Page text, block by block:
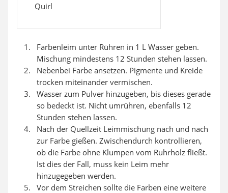
Quirl
Farbenleim unter Rühren in 1 L Wasser geben.
Mischung mindestens 12 Stunden stehen lassen.
Nebenbei Farbe ansetzen. Pigmente und Kreide
trocken miteinander vermischen.
Wasser zum Pulver hinzugeben, bis dieses gerade
so bedeckt ist. Nicht umrühren, ebenfalls 12
Stunden stehen lassen.
Nach der Quellzeit Leimmischung nach und nach
zur Farbe gießen. Zwischendurch kontrollieren,
ob die Farbe ohne Klumpen vom Ruhrholz fließt.
Ist dies der Fall, muss kein Leim mehr
hinzugegeben werden.
Vor dem Streichen sollte die Farben eine weitere